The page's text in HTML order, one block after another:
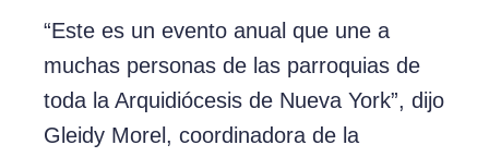
“Este es un evento anual que une a
muchas personas de las parroquias de
toda la Arquidiócesis de Nueva York”, dijo
Gleidy Morel, coordinadora de la